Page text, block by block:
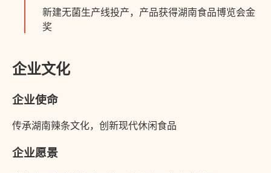
新建无菌生产线投产，产品获得湖南食品博览会金
奖
企业文化
企业使命
传承湖南辣条文化，创新现代休闲食品
企业愿景